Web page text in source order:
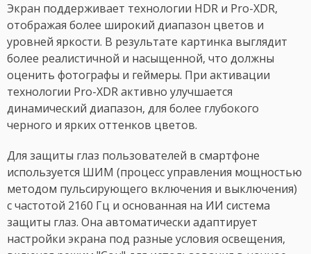
Экран поддерживает технологии HDR и Pro-XDR,
отображая более широкий диапазон цветов и
уровней яркости. В результате картинка выглядит
более реалистичной и насыщенной, что должны
оценить фотографы и геймеры. При активации
технологии Pro-XDR активно улучшается
динамический диапазон, для более глубокого
черного и ярких оттенков цветов.
Для защиты глаз пользователей в смартфоне
используется ШИМ (процесс управления мощностью
методом пульсирующего включения и выключения)
с частотой 2160 Гц и основанная на ИИ система
защиты глаз. Она автоматически адаптирует
настройки экрана под разные условия освещения,